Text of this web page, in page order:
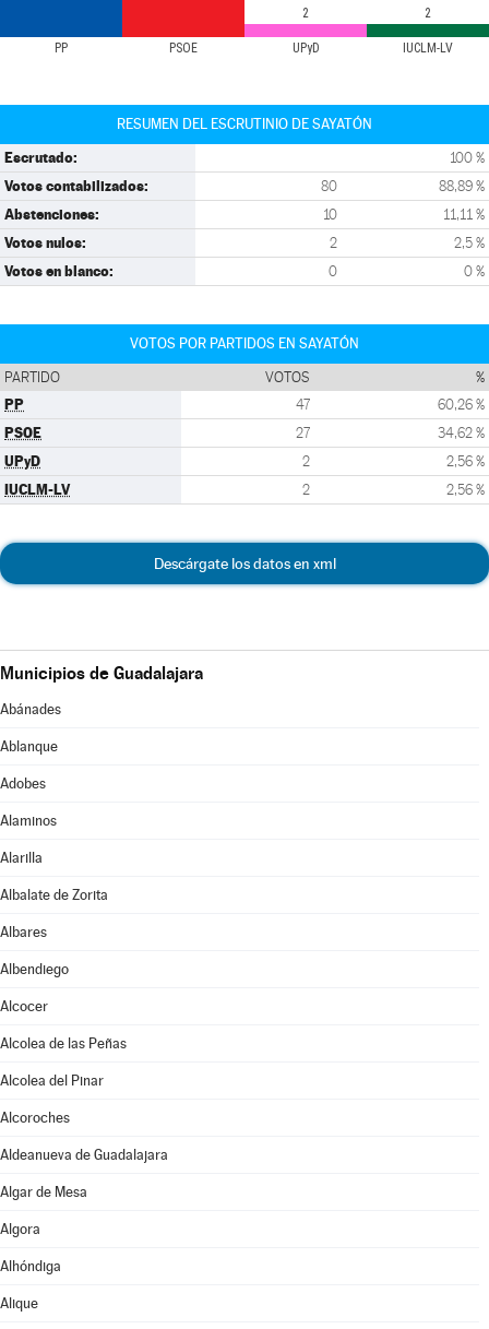
PP PSOE UPyD IUCLM-LV
2 2
RESUMEN DEL ESCRUTINIO DE SAYATÓN
Escrutado: 100 %
Votos contabilizados: 80 88,89 %
Abstenciones: 10 11,11 %
Votos nulos: 2 2,5 %
Votos en blanco: 0 0 %
VOTOS POR PARTIDOS EN SAYATÓN
PARTIDO VOTOS %
PP 47 60,26 %
PSOE 27 34,62 %
UPyD 2 2,56 %
IUCLM-LV 2 2,56 %
Descárgate los datos en xml
Municipios de Guadalajara
Abánades
Ablanque
Adobes
Alaminos
Alarilla
Albalate de Zorita
Albares
Albendiego
Alcocer
Alcolea de las Peñas
Alcolea del Pinar
Alcoroches
Aldeanueva de Guadalajara
Algar de Mesa
Algora
Alhóndiga
Alique